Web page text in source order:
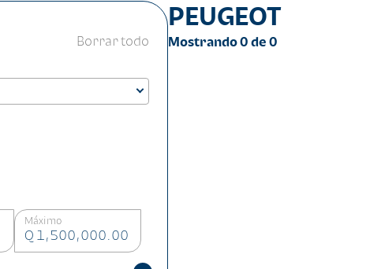
Borrar todo
Máximo
Q 1,500,000.00
PEUGEOT
Mostrando0 de 0